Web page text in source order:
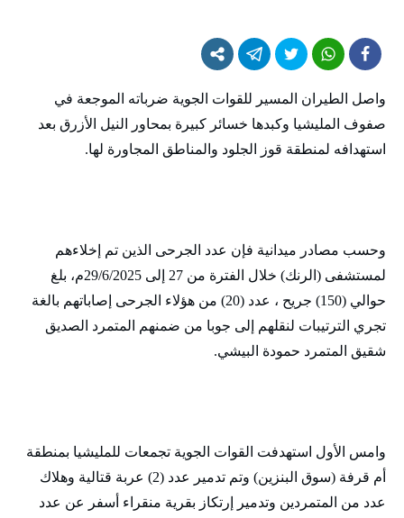
واصل الطيران المسير للقوات الجوية ضرباته الموجعة في
صفوف المليشيا وكبدها خسائر كبيرة بمحاور النيل الأزرق بعد
استهدافه لمنطقة قوز الجلود والمناطق المجاورة لها.
وحسب مصادر ميدانية فإن عدد الجرحى الذين تم إخلاءهم
لمستشفى (الرنك) خلال الفترة من 27 إلى 29/6/2025م، بلغ
حوالي (150) جريح ، عدد (20) من هؤلاء الجرحى إصاباتهم بالغة
تجري الترتيبات لنقلهم إلى جوبا من ضمنهم المتمرد الصديق
شقيق المتمرد حمودة البيشي.
وامس الأول استهدفت القوات الجوية تجمعات للمليشيا بمنطقة
أم قرفة (سوق البنزين) وتم تدمير عدد (2) عربة قتالية وهلاك
عدد من المتمردين وتدمير إرتكاز بقرية منقراء أسفر عن عدد